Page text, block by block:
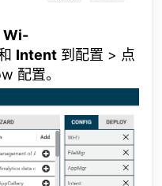
Wi-
Intent 到配置 > 点
配置。